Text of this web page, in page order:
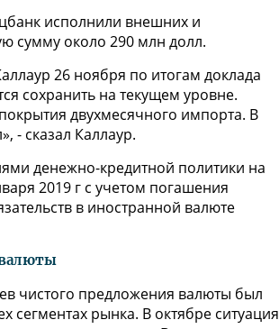
исполнили внешних и
сумму около 290 млн долл.
26 ноября по итогам доклада
сохранить на текущем уровне.
двухмесячного импорта. В
- сказал Каллаур.
денежно-кредитной политики на
2019 г с учетом погашения
в иностранной валюте
чистого предложения валюты был
сегментах рынка. В октябре ситуация